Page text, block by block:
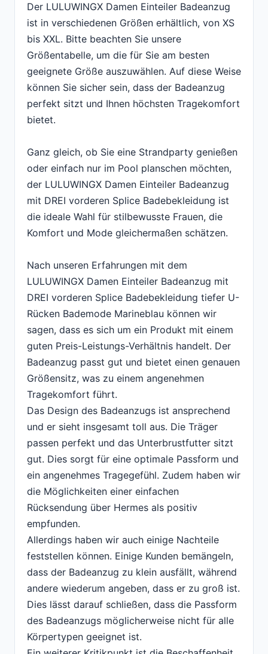
Der LULUWINGX Damen Einteiler Badeanzug
ist in verschiedenen Größen erhältlich, von XS
bis XXL. Bitte beachten Sie unsere
Größentabelle, um die für Sie am besten
geeignete Größe auszuwählen. Auf diese Weise
können Sie sicher sein, dass der Badeanzug
perfekt sitzt und Ihnen höchsten Tragekomfort
bietet.
Ganz gleich, ob Sie eine Strandparty genießen
oder einfach nur im Pool planschen möchten,
der LULUWINGX Damen Einteiler Badeanzug
mit DREI vorderen Splice Badebekleidung ist
die ideale Wahl für stilbewusste Frauen, die
Komfort und Mode gleichermaßen schätzen.
Nach unseren Erfahrungen mit dem
LULUWINGX Damen Einteiler Badeanzug mit
DREI vorderen Splice Badebekleidung tiefer U-
Rücken Bademode Marineblau können wir
sagen, dass es sich um ein Produkt mit einem
guten Preis-Leistungs-Verhältnis handelt. Der
Badeanzug passt gut und bietet einen genauen
Größensitz, was zu einem angenehmen
Tragekomfort führt.
Das Design des Badeanzugs ist ansprechend
und er sieht insgesamt toll aus. Die Träger
passen perfekt und das Unterbrustfutter sitzt
gut. Dies sorgt für eine optimale Passform und
ein angenehmes Tragegefühl. Zudem haben wir
die Möglichkeiten einer einfachen
Rücksendung über Hermes als positiv
empfunden.
Allerdings haben wir auch einige Nachteile
feststellen können. Einige Kunden bemängeln,
dass der Badeanzug zu klein ausfällt, während
andere wiederum angeben, dass er zu groß ist.
Dies lässt darauf schließen, dass die Passform
des Badeanzugs möglicherweise nicht für alle
Körpertypen geeignet ist.